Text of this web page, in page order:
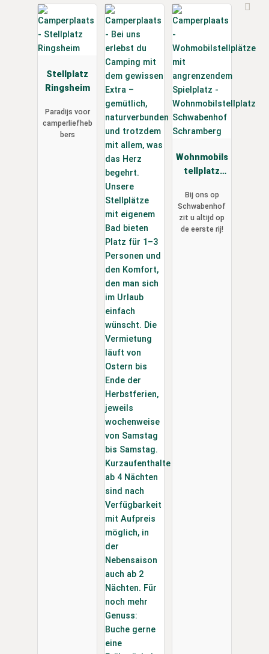
Stellplatz
Ringsheim
Paradijs voor
camperliefheb
bers
Wohnmobils
tellplatz
of
Schramberg
Bij ons op
Schwabenhof
zit u altijd op
de eerste rij!